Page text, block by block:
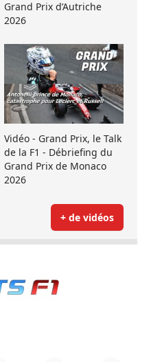
Grand Prix d’Autriche
2026
Vidéo - Grand Prix, le Talk
de la F1 - Débriefing du
Grand Prix de Monaco
2026
+ de vidéos